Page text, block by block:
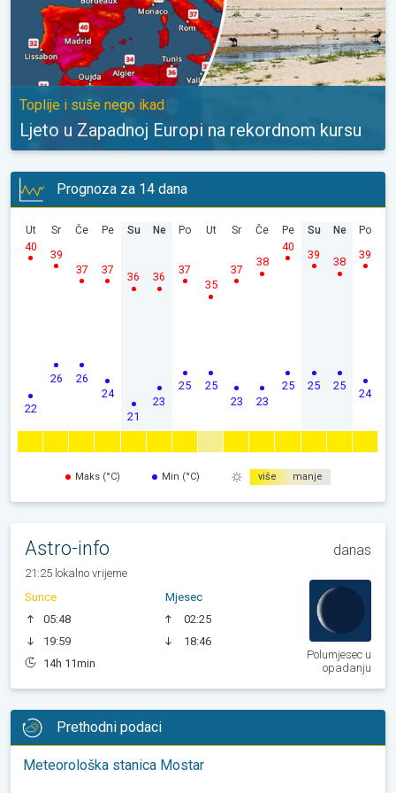
Toplije i suše nego ikad
Ljeto u Zapadnoj Europi na rekordnom kursu
Prognoza za 14 dana
Ut
22
40
Sr
26
39
Če
26
37
Pe
24
37
Su
21
36
Ne
23
36
Po
25
37
Ut
25
35
Sr
23
37
Če
23
38
Pe
25
40
Su
25
39
Ne
25
38
Po
24
39
Maks (°C) Min (°C) više manje
Astro-info danas
21:25 lokalno vrijeme
Sunce
05:48
19:59
14h 11min
Mjesec
02:25
18:46
Polumjesec u
opadanju
Prethodni podaci
Meteorološka stanica Mostar